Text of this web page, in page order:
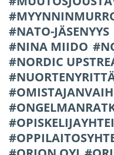
NATO-JÄSENYYS
NINA MIIDO
NORDIC